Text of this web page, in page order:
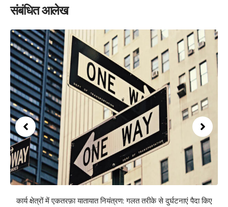
संबंधित आलेख
कार्य क्षेत्रों में एकतरफ़ा यातायात नियंत्रण: गलत तरीके से दुर्घटनाएं पैदा किए